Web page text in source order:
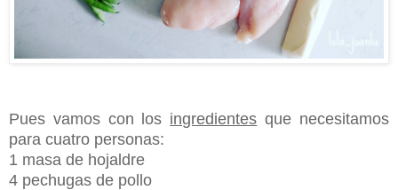
Pues vamos con los ingredientes que necesitamos
para cuatro personas:
1 masa de hojaldre
4 pechugas de pollo